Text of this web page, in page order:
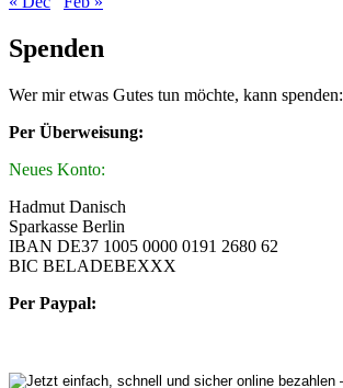
Spenden
Wer mir etwas Gutes tun möchte, kann spenden:
Per Überweisung:
Neues Konto:
Hadmut Danisch
Sparkasse Berlin
IBAN DE37 1005 0000 0191 2680 62
BIC BELADEBEXXX
Per Paypal: